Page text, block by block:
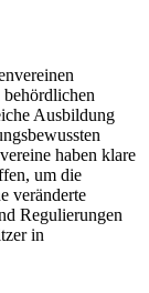
behördlichen
Ausbildung
haben klare
um die
veränderte
Regulierungen
in